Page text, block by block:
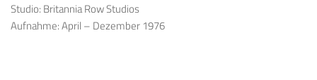
Studio: Britannia Row Studios
Aufnahme: April – Dezember 1976